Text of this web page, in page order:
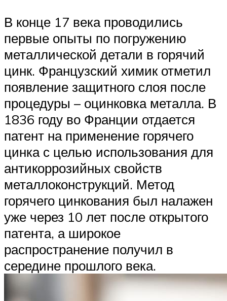
В конце 17 века проводились
первые опыты по погружению
металлической детали в горячий
цинк. Французский химик отметил
появление защитного слоя после
процедуры – оцинковка металла. В
1836 году во Франции отдается
патент на применение горячего
цинка с целью использования для
антикоррозийных свойств
металлоконструкций. Метод
горячего цинкования был налажен
уже через 10 лет после открытого
патента, а широкое
распространение получил в
середине прошлого века.